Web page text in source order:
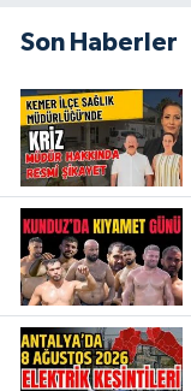
Son Haberler